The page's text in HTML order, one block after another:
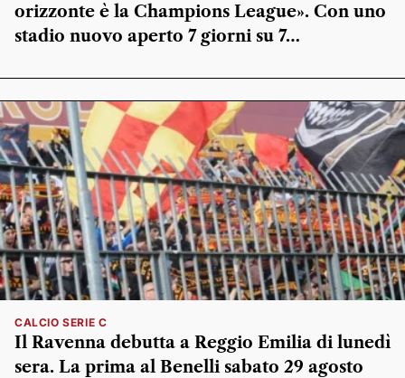
orizzonte è la Champions League». Con uno
stadio nuovo aperto 7 giorni su 7…
CALCIO SERIE C
Il Ravenna debutta a Reggio Emilia di lunedì
sera. La prima al Benelli sabato 29 agosto